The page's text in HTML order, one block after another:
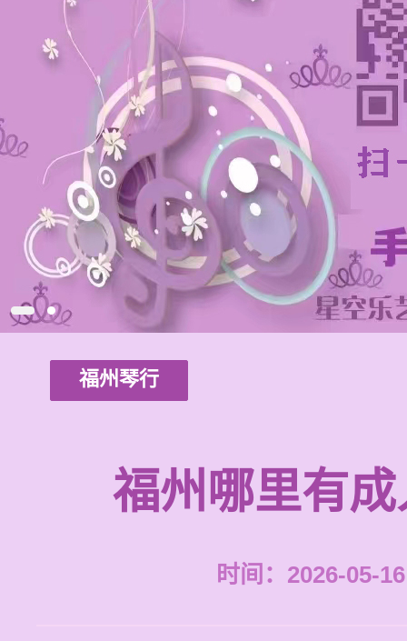
福州琴行
福州哪里有
时间：2026-05-